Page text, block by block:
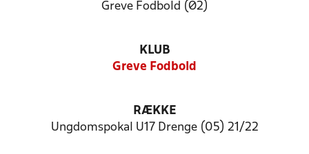
Greve Fodbold (Ø2)
KLUB
Greve Fodbold
RÆKKE
Ungdomspokal U17 Drenge (05) 21/22